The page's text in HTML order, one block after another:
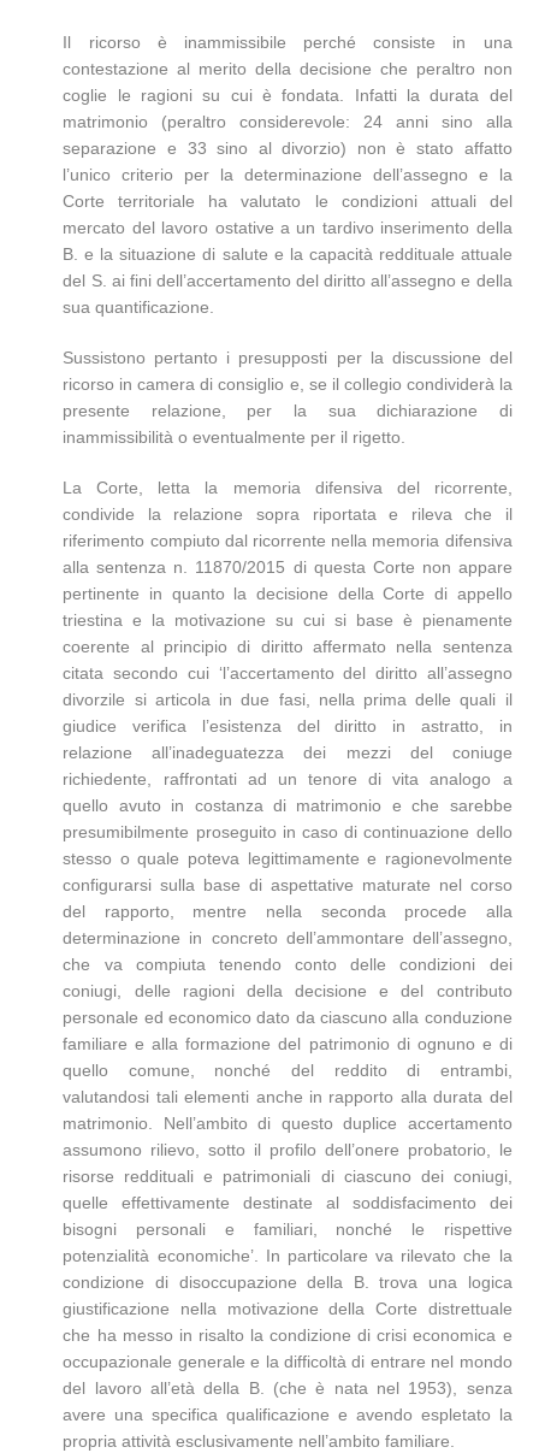
Il ricorso è inammissibile perché consiste in una
contestazione al merito della decisione che peraltro non
coglie le ragioni su cui è fondata. Infatti la durata del
matrimonio (peraltro considerevole: 24 anni sino alla
separazione e 33 sino al divorzio) non è stato affatto
l’unico criterio per la determinazione dell’assegno e la
Corte territoriale ha valutato le condizioni attuali del
mercato del lavoro ostative a un tardivo inserimento della
B. e la situazione di salute e la capacità reddituale attuale
del S. ai fini dell’accertamento del diritto all’assegno e della
sua quantificazione.
Sussistono pertanto i presupposti per la discussione del
ricorso in camera di consiglio e, se il collegio condividerà la
presente relazione, per la sua dichiarazione di
inammissibilità o eventualmente per il rigetto.
La Corte, letta la memoria difensiva del ricorrente,
condivide la relazione sopra riportata e rileva che il
riferimento compiuto dal ricorrente nella memoria difensiva
alla sentenza n. 11870/2015 di questa Corte non appare
pertinente in quanto la decisione della Corte di appello
triestina e la motivazione su cui si base è pienamente
coerente al principio di diritto affermato nella sentenza
citata secondo cui ‘l’accertamento del diritto all’assegno
divorzile si articola in due fasi, nella prima delle quali il
giudice verifica l’esistenza del diritto in astratto, in
relazione all’inadeguatezza dei mezzi del coniuge
richiedente, raffrontati ad un tenore di vita analogo a
quello avuto in costanza di matrimonio e che sarebbe
presumibilmente proseguito in caso di continuazione dello
stesso o quale poteva legittimamente e ragionevolmente
configurarsi sulla base di aspettative maturate nel corso
del rapporto, mentre nella seconda procede alla
determinazione in concreto dell’ammontare dell’assegno,
che va compiuta tenendo conto delle condizioni dei
coniugi, delle ragioni della decisione e del contributo
personale ed economico dato da ciascuno alla conduzione
familiare e alla formazione del patrimonio di ognuno e di
quello comune, nonché del reddito di entrambi,
valutandosi tali elementi anche in rapporto alla durata del
matrimonio. Nell’ambito di questo duplice accertamento
assumono rilievo, sotto il profilo dell’onere probatorio, le
risorse reddituali e patrimoniali di ciascuno dei coniugi,
quelle effettivamente destinate al soddisfacimento dei
bisogni personali e familiari, nonché le rispettive
potenzialità economiche’. In particolare va rilevato che la
condizione di disoccupazione della B. trova una logica
giustificazione nella motivazione della Corte distrettuale
che ha messo in risalto la condizione di crisi economica e
occupazionale generale e la difficoltà di entrare nel mondo
del lavoro all’età della B. (che è nata nel 1953), senza
avere una specifica qualificazione e avendo espletato la
propria attività esclusivamente nell’ambito familiare.